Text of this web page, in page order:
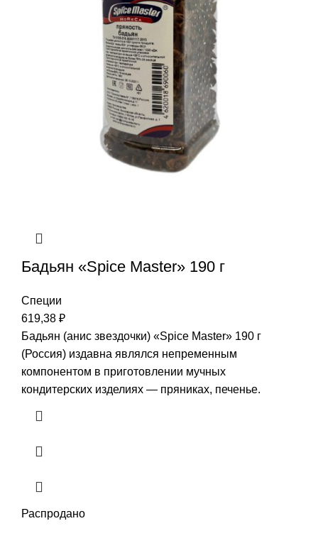
Бадьян «Spice Master» 190 г
Специи
619,38 ₽
Бадьян (анис звездочки) «Spice Master» 190 г
(Россия) издавна являлся непременным
компонентом в приготовлении мучных
кондитерских изделиях — пряниках, печенье.
Распродано